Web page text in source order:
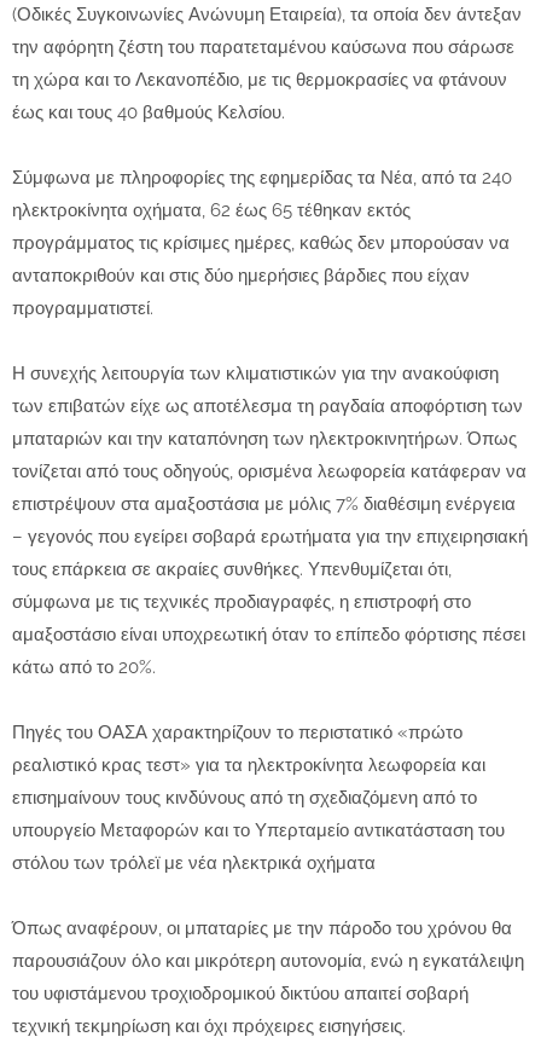
(Οδικές Συγκοινωνίες Ανώνυμη Εταιρεία), τα οποία δεν άντεξαν
την αφόρητη ζέστη του παρατεταμένου καύσωνα που σάρωσε
τη χώρα και το Λεκανοπέδιο, με τις θερμοκρασίες να φτάνουν
έως και τους 40 βαθμούς Κελσίου.
Σύμφωνα με πληροφορίες της εφημερίδας τα Νέα, από τα 240
ηλεκτροκίνητα οχήματα, 62 έως 65 τέθηκαν εκτός
προγράμματος τις κρίσιμες ημέρες, καθώς δεν μπορούσαν να
ανταποκριθούν και στις δύο ημερήσιες βάρδιες που είχαν
προγραμματιστεί.
Η συνεχής λειτουργία των κλιματιστικών για την ανακούφιση
των επιβατών είχε ως αποτέλεσμα τη ραγδαία αποφόρτιση των
μπαταριών και την καταπόνηση των ηλεκτροκινητήρων. Όπως
τονίζεται από τους οδηγούς, ορισμένα λεωφορεία κατάφεραν να
επιστρέψουν στα αμαξοστάσια με μόλις 7% διαθέσιμη ενέργεια
– γεγονός που εγείρει σοβαρά ερωτήματα για την επιχειρησιακή
τους επάρκεια σε ακραίες συνθήκες. Υπενθυμίζεται ότι,
σύμφωνα με τις τεχνικές προδιαγραφές, η επιστροφή στο
αμαξοστάσιο είναι υποχρεωτική όταν το επίπεδο φόρτισης πέσει
κάτω από το 20%.
Πηγές του ΟΑΣΑ χαρακτηρίζουν το περιστατικό «πρώτο
ρεαλιστικό κρας τεστ» για τα ηλεκτροκίνητα λεωφορεία και
επισημαίνουν τους κινδύνους από τη σχεδιαζόμενη από το
υπουργείο Μεταφορών και το Υπερταμείο αντικατάσταση του
στόλου των τρόλεϊ με νέα ηλεκτρικά οχήματα
Όπως αναφέρουν, οι μπαταρίες με την πάροδο του χρόνου θα
παρουσιάζουν όλο και μικρότερη αυτονομία, ενώ η εγκατάλειψη
του υφιστάμενου τροχιοδρομικού δικτύου απαιτεί σοβαρή
τεχνική τεκμηρίωση και όχι πρόχειρες εισηγήσεις.